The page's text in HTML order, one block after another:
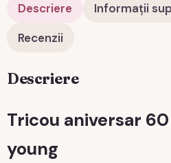
Descriere
Informații
Recenzii
Descriere
Tricou aniversar
young